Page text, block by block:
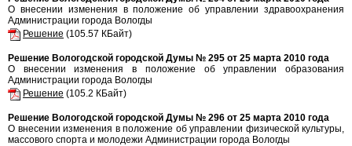
О внесении изменения в положение об управлении здравоохранения
Администрации города Вологды
Решение (105.57 КБайт)
Решение Вологодской городской Думы № 295 от 25 марта 2010 года
О внесении изменения в положение об управлении образования
Администрации города Вологды
Решение (105.2 КБайт)
Решение Вологодской городской Думы № 296 от 25 марта 2010 года
О внесении изменения в положение об управлении физической культуры,
массового спорта и молодежи Администрации города Вологды